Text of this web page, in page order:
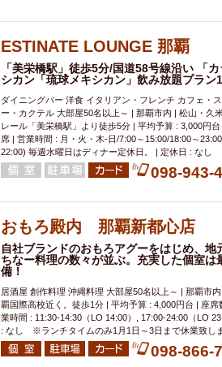
ESTINATE LOUNGE 那覇
「美栄橋駅」徒歩5分/国道58号線沿い 「
シカン「琉球メキシカン」飲み放題プラ
ダイニングバー 洋食 イタリアン・フレンチ カフェ・
ー・カクテル 大部屋50名以上～ | 那覇市内 | 松山・久
レール「美栄橋駅」より徒歩5分 | 平均予算 : 3,000円
席 | 営業時間 : 月・火・木-日/7:00～15:00/18:00～
22:00) 毎週水曜日はディナー定休日。 | 定休日 : なし
098-943-
おもろ殿内 那覇新都心店
自社ブランドのおもろアグーをはじめ、
ちなー料理の数々が並ぶ。充実した個室
備！
居酒屋 創作料理 沖縄料理 大部屋50名以上～ | 那覇市
覇国際高校近く。徒歩1分 | 平均予算 : 4,000円台 | 座席
業時間 : 11:30-14:30（LO 14:00）, 17:00-24:00（LO
: なし ※ランチタイムのみ1月1日～3日まで休業致しま
098-866-